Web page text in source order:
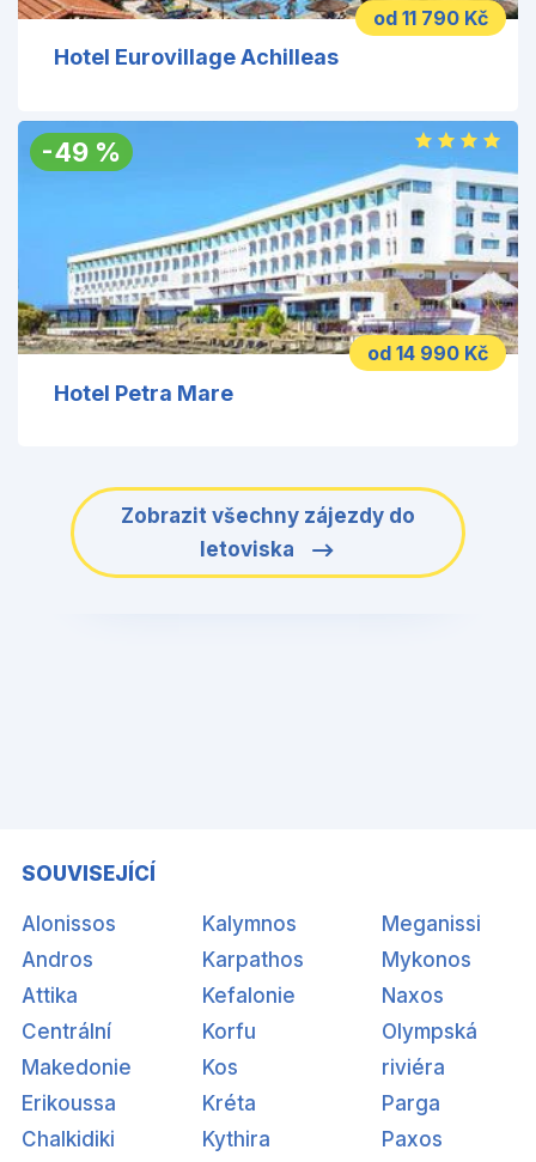
od 11 790 Kč
Hotel Eurovillage Achilleas
od 14 990 Kč
-49 %
Hotel Petra Mare
Zobrazit všechny zájezdy do
letoviska
SOUVISEJÍCÍ
Alonissos
Andros
Attika
Centrální
Makedonie
Erikoussa
Chalkidiki
Kalymnos
Karpathos
Kefalonie
Korfu
Kos
Kréta
Kythira
Meganissi
Mykonos
Naxos
Olympská
riviéra
Parga
Paxos